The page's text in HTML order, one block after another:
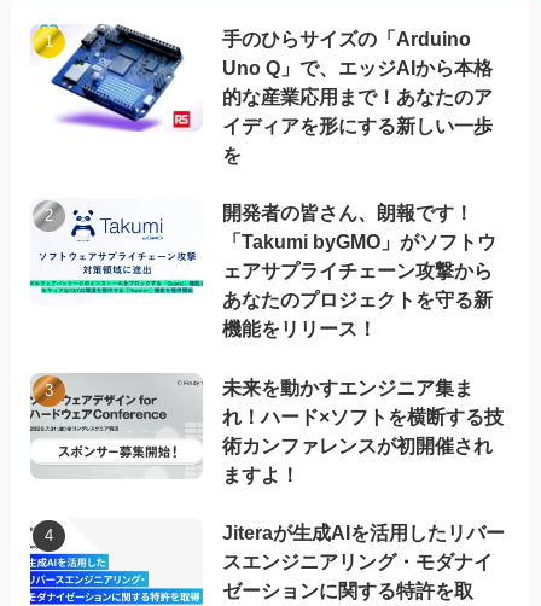
手のひらサイズの「Arduino
Uno Q」で、エッジAIから本格
的な産業応用まで！あなたのア
イディアを形にする新しい一歩
を
開発者の皆さん、朗報です！
「Takumi byGMO」がソフトウ
ェアサプライチェーン攻撃から
あなたのプロジェクトを守る新
機能をリリース！
未来を動かすエンジニア集ま
れ！ハード×ソフトを横断する技
術カンファレンスが初開催され
ますよ！
Jiteraが生成AIを活用したリバー
スエンジニアリング・モダナイ
ゼーションに関する特許を取